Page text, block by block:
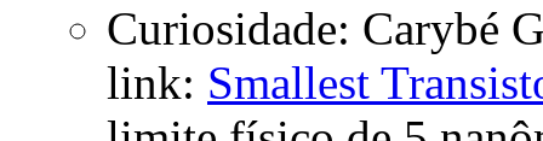
Curiosidade: Carybé
link: Smallest